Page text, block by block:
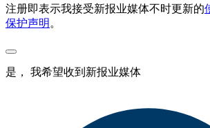
注册即表示我接受新报业媒体不时更新的
保护声明 。
是， 我希望收到新报业媒体